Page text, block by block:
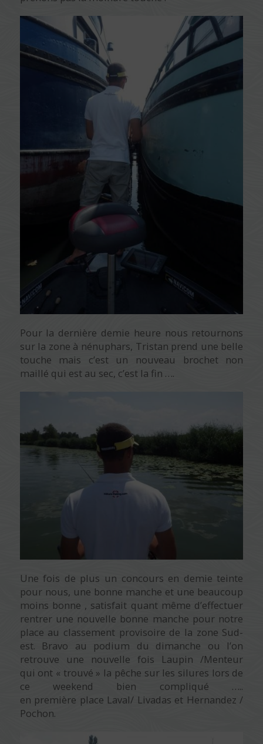
Pour la dernière demie heure nous retournons
sur la zone à nénuphars, Tristan prend une belle
touche mais c’est un nouveau brochet non
maillé qui est au sec, c’est la fin ….
Une fois de plus un concours en demie teinte
pour nous, une bonne manche et une beaucoup
moins bonne , satisfait quant même d’effectuer
rentrer une nouvelle bonne manche pour notre
place au classement provisoire de la zone Sud-
est. Bravo au podium du dimanche ou l’on
retrouve une nouvelle fois Laupin /Menteur
qui ont « trouvé » la pêche sur les silures lors de
ce weekend bien compliqué …..
en première place Laval/ Livadas et Hernandez /
Pochon.